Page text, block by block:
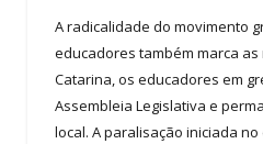
A radicalidade do movimento
educadores também marca as
Catarina, os educadores em
Assembleia Legislativa e
local. A paralisação iniciada